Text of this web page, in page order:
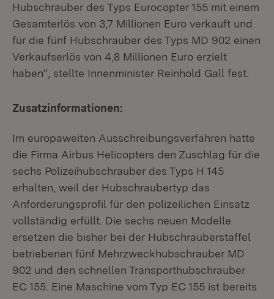
Hubschrauber des Typs Eurocopter 155 mit einem
Gesamterlös von 3,7 Millionen Euro verkauft und
für die fünf Hubschrauber des Typs MD 902 einen
Verkaufserlös von 4,8 Millionen Euro erzielt
haben“, stellte Innenminister Reinhold Gall fest.
Zusatzinformationen:
Im europaweiten Ausschreibungsverfahren hatte
die Firma Airbus Helicopters den Zuschlag für die
sechs Polizeihubschrauber des Typs H 145
erhalten, weil der Hubschraubertyp das
Anforderungsprofil für den polizeilichen Einsatz
vollständig erfüllt. Die sechs neuen Modelle
ersetzen die bisher bei der Hubschrauberstaffel
betriebenen fünf Mehrzweckhubschrauber MD
902 und den schnellen Transporthubschrauber
EC 155. Eine Maschine vom Typ EC 155 ist bereits